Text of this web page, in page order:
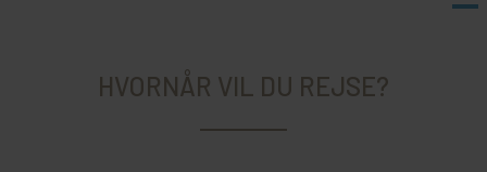
HVORNÅR VIL DU REJSE?